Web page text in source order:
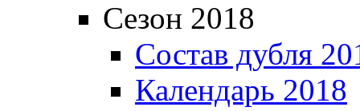
Сезон 2018
Состав дубля
Календарь 2018